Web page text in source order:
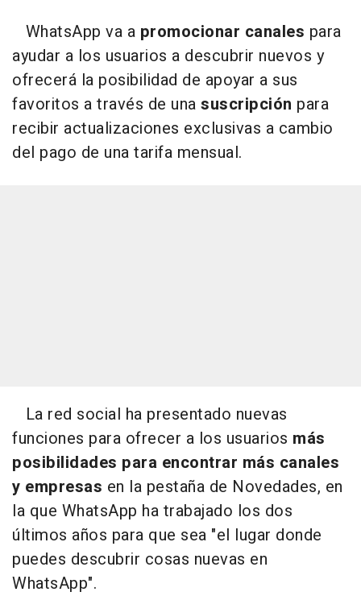
WhatsApp va a promocionar canales para
ayudar a los usuarios a descubrir nuevos y
ofrecerá la posibilidad de apoyar a sus
favoritos a través de una suscripción para
recibir actualizaciones exclusivas a cambio
del pago de una tarifa mensual.
La red social ha presentado nuevas
funciones para ofrecer a los usuarios más
posibilidades para encontrar más canales
y empresas en la pestaña de Novedades, en
la que WhatsApp ha trabajado los dos
últimos años para que sea "el lugar donde
puedes descubrir cosas nuevas en
WhatsApp".